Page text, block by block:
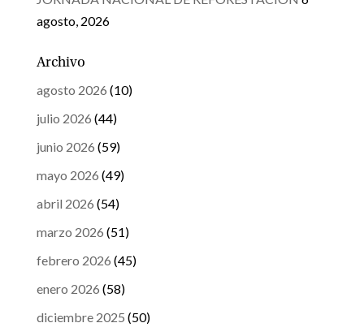
agosto, 2026
Archivo
agosto 2026 (10)
julio 2026 (44)
junio 2026 (59)
mayo 2026 (49)
abril 2026 (54)
marzo 2026 (51)
febrero 2026 (45)
enero 2026 (58)
diciembre 2025 (50)